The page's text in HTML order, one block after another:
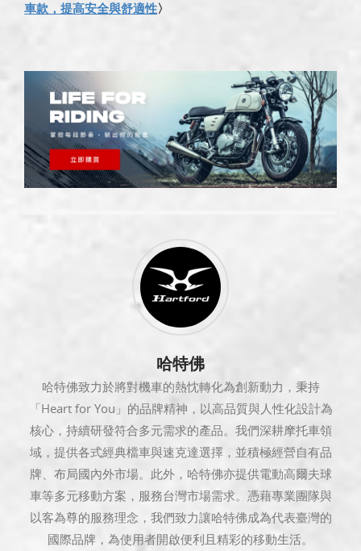
車款，提高安全與舒適性〉
哈特佛
哈特佛致力於將對機車的熱忱轉化為創新動力，秉持
「Heart for You」的品牌精神，以高品質與人性化設計為
核心，持續研發符合多元需求的產品。我們深耕摩托車領
域，提供各式經典檔車與速克達選擇，並積極經營自有品
牌、布局國內外市場。此外，哈特佛亦提供電動高爾夫球
車等多元移動方案，服務台灣市場需求。憑藉專業團隊與
以客為尊的服務理念，我們致力讓哈特佛成為代表臺灣的
國際品牌，為使用者開啟便利且精彩的移動生活。